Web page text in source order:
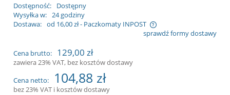
Dostępność:
Dostępny
Wysyłka w: 24 godziny
Dostawa: od 16,00 zł- Paczkomaty INPOST
płatności
sprawdź formy dostawy
Cena brutto: 129,00 zł
zawiera 23% VAT, bez kosztów dostawy
Cena netto:
104,88 zł
bez 23% VAT i kosztów dostawy